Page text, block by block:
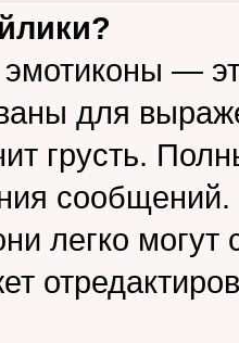
—
для
грусть.
сообщений.
легко